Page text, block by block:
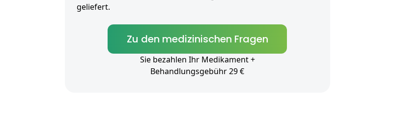
geliefert.
Zu den medizinischen Fragen
Sie bezahlen Ihr Medikament +
Behandlungsgebühr 29 €